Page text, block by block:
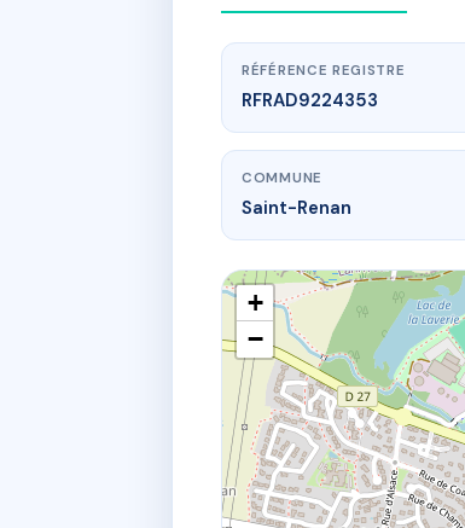
RÉFÉRENCE REGISTRE
RFRAD9224353
COMMUNE
Saint-Renan
+
−